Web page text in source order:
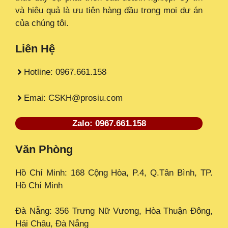
và hiệu quả là ưu tiên hàng đầu trong mọi dự án
của chúng tôi.
Liên Hệ
Hotline: 0967.661.158
Emai: CSKH@prosiu.com
Zalo: 0967.661.158
Văn Phòng
Hồ Chí Minh: 168 Cộng Hòa, P.4, Q.Tân Bình, TP.
Hồ Chí Minh
Đà Nẵng: 356 Trưng Nữ Vương, Hòa Thuận Đông,
Hải Châu, Đà Nẵng